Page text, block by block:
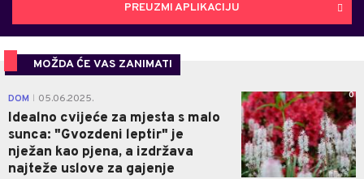
PREUZMI APLIKACIJU
MOŽDA ĆE VAS ZANIMATI
DOM 05.06.2025.
Idealno cvijeće za mjesta s malo
sunca: "Gvozdeni leptir" je
nježan kao pjena, a izdržava
najteže uslove za gajenje
0